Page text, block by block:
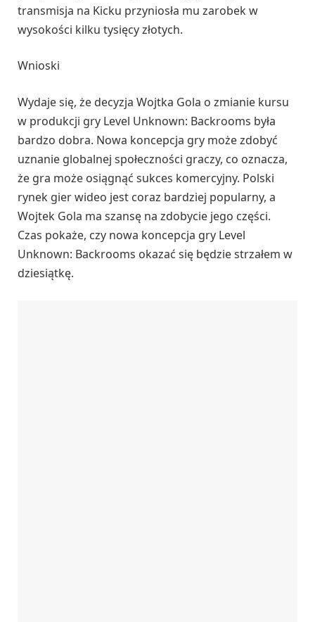
transmisja na Kicku przyniosła mu zarobek w
wysokości kilku tysięcy złotych.
Wnioski
Wydaje się, że decyzja Wojtka Gola o zmianie kursu
w produkcji gry Level Unknown: Backrooms była
bardzo dobra. Nowa koncepcja gry może zdobyć
uznanie globalnej społeczności graczy, co oznacza,
że gra może osiągnąć sukces komercyjny. Polski
rynek gier wideo jest coraz bardziej popularny, a
Wojtek Gola ma szansę na zdobycie jego części.
Czas pokaże, czy nowa koncepcja gry Level
Unknown: Backrooms okazać się będzie strzałem w
dziesiątkę.